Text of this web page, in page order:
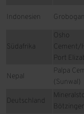
Indonesien
Südafrika
Osho
Cement/
Port
Nepal
Palpa
(Sunwal)
Deutschland
Bötzingen